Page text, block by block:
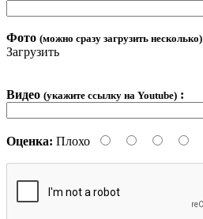
Фото (можно сразу загрузить несколько)
Загрузить
Видео (укажите ссылку на Youtube) :
Оценка: Плохо